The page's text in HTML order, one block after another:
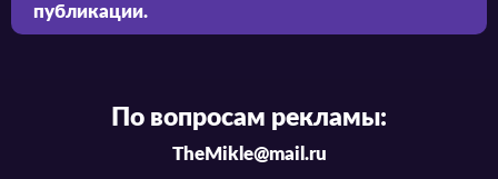
публикации.
По вопросам рекламы:
TheMikle@mail.ru